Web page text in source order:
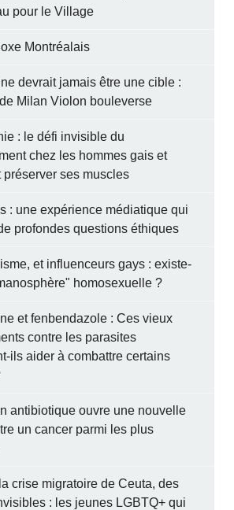
pour le Village
Montréalais
devrait jamais être une cible :
Milan Violon bouleverse
: le défi invisible du
chez les hommes gais et
préserver ses muscles
: une expérience médiatique qui
profondes questions éthiques
et influenceurs gays : existe-
homosexuelle ?
et fenbendazole : Ces vieux
contre les parasites
ils aider à combattre certains
antibiotique ouvre une nouvelle
un cancer parmi les plus
crise migratoire de Ceuta, des
: les jeunes LGBTQ+ qui